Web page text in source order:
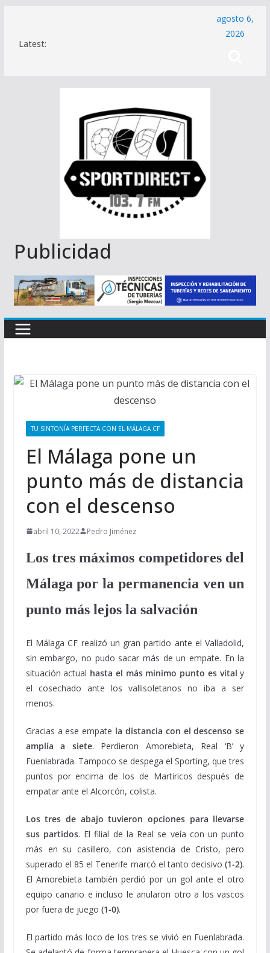
contenido
Latest:
agosto 6,
2026
Publicidad
TU SINTONÍA PERFECTA CON EL MÁLAGA CF
El Málaga pone un
punto más de distancia
con el descenso
abril 10, 2022 Pedro Jiménez
Los tres máximos competidores del
Málaga por la permanencia ven un
punto más lejos la salvación
El Málaga CF realizó un gran partido ante el Valladolid,
sin embargo, no pudo sacar más de un empate. En la
situación actual hasta el más mínimo punto es vital y
el cosechado ante los vallisoletanos no iba a ser
menos.
Gracias a ese empate la distancia con el descenso se
amplía a siete. Perdieron Amorebieta, Real ‘B’ y
Fuenlabrada. Tampoco se despega el Sporting, que tres
puntos por encima de los de Martiricos después de
empatar ante el Alcorcón, colista.
Los tres de abajo tuvieron opciones para llevarse
sus partidos. El filial de la Real se veía con un punto
más en su casillero, con asistencia de Cristo, pero
superado el 85 el Tenerife marcó el tanto decisivo (1-2).
El Amorebieta también perdió por un gol ante el otro
equipo canario e incluso le anularon otro a los vascos
por fuera de juego (1-0).
El partido más loco de los tres se vivió en Fuenlabrada.